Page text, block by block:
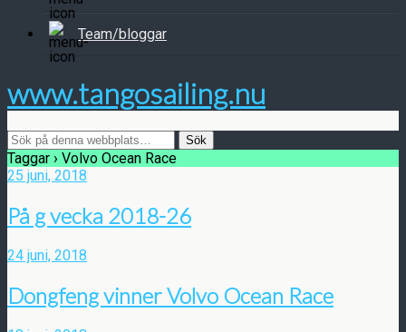
Team/bloggar
www.tangosailing.nu
Taggar › Volvo Ocean Race
25 juni, 2018
På g vecka 2018-26
24 juni, 2018
Dongfeng vinner Volvo Ocean Race